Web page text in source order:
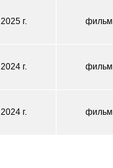
2025 г. фильм
2024 г. фильм
2024 г. фильм